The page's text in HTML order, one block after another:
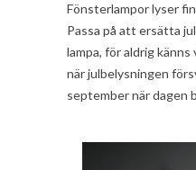
Fönsterlampor lyser
Passa på att ersätta
lampa, för aldrig
när julbelysningen
september när dagen